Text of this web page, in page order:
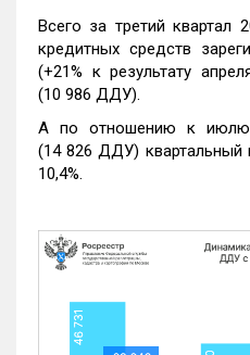
Всего за третий квартал
кредитных средств
(+21% к результату
(10 986 ДДУ).
А по отношению к
(14 826 ДДУ) квартальный
10,4%.